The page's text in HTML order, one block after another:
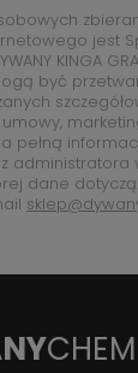
jest
KINGA
być
pełną
administratora
dane